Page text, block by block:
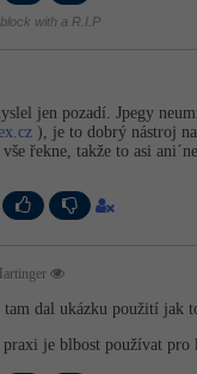
with a R.I.P
jen pozadí. Jpegy
), je to dobrý nástroj
řekne, takže to asi
dal ukázku použití jak
praxi je blbost používat pro